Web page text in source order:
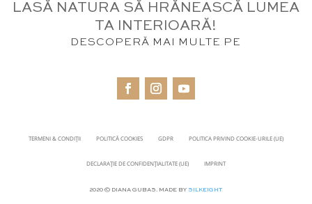
LASĂ NATURA SĂ HRĂNEASCĂ LUMEA
TA INTERIOARĂ!
DESCOPERĂ MAI MULTE PE
TERMENI & CONDIȚII POLITICĂ COOKIES GDPR POLITICA PRIVIND COOKIE-URILE (UE)
DECLARAȚIE DE CONFIDENȚIALITATE (UE) IMPRINT
2020 © DIANA GUBAS. MADE BY SILKEIGHT